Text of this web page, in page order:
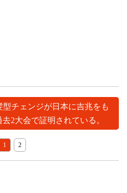
チェンジが日本に吉兆をも
2大会で証明されている。
1 2